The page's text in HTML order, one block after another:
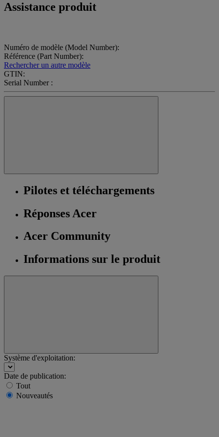
Assistance produit
Numéro de modèle (Model Number):
Référence (Part Number):
Rechercher un autre modèle
GTIN:
Serial Number :
Pilotes et téléchargements
Réponses Acer
Acer Community
Informations sur le produit
Système d'exploitation:
Date de publication:
Tout
Nouveautés